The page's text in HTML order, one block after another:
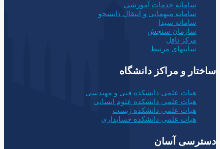
سامانه خدمات آموزشی
سامانه میهمانی و انتقال دانشجو
سامانه سیدا
سازمان سنجش
مرکز تافل
سایتهای مرتبط
ساختار و مراکز دانشگاه
هیات علمی دانشکده فنی و مهندسی
هیات علمی دانشکده علوم انسانی
هیات علمی دانشکده زیست
هیات علمی دانشکده حسابداری
دسترسی آسان